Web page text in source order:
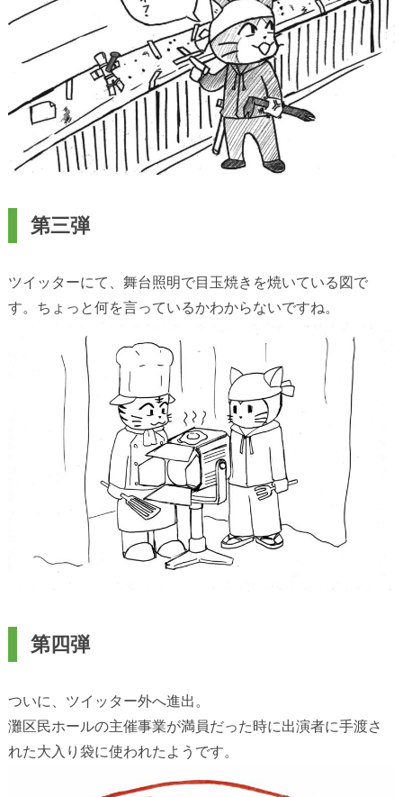
第三弾
ツイッターにて、舞台照明で目玉焼きを焼いている図で
す。ちょっと何を言っているかわからないですね。
第四弾
ついに、ツイッター外へ進出。
灘区民ホールの主催事業が満員だった時に出演者に手渡さ
れた大入り袋に使われたようです。